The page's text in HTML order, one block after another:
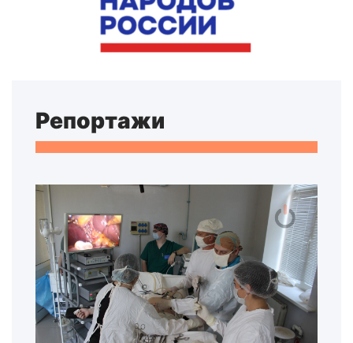
Репортажи